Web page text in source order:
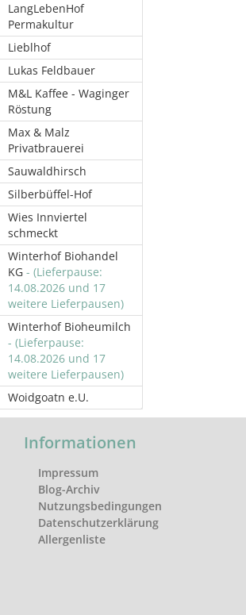
LangLebenHof
Permakultur
Lieblhof
Lukas Feldbauer
M&L Kaffee - Waginger
Röstung
Max & Malz
Privatbrauerei
Sauwaldhirsch
Silberbüffel-Hof
Wies Innviertel
schmeckt
Winterhof Biohandel
KG - (Lieferpause:
14.08.2026 und 17
weitere Lieferpausen)
Winterhof Bioheumilch
- (Lieferpause:
14.08.2026 und 17
weitere Lieferpausen)
Woidgoatn e.U.
Informationen
Impressum
Blog-Archiv
Nutzungsbedingungen
Datenschutzerklärung
Allergenliste